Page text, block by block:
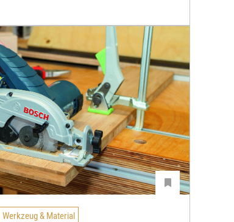
Werkzeug & Material